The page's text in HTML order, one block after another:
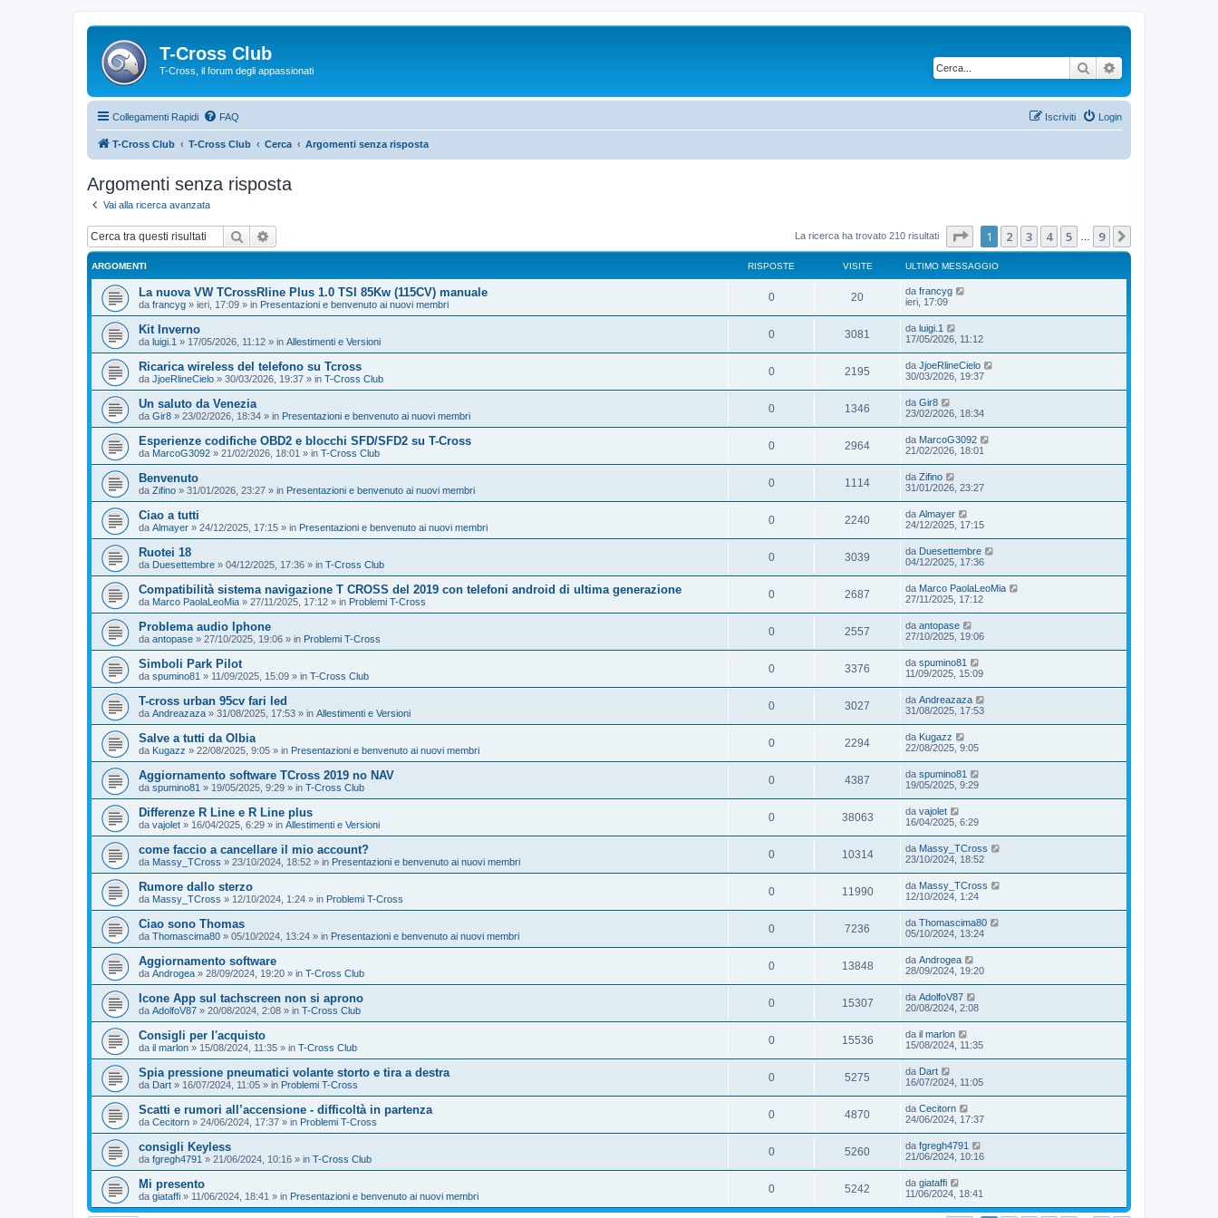
T-Cross Club
T-Cross, il forum degli appassionati Cerca
Collegamenti Rapidi FAQ Login
Iscriviti
T-Cross Club T-Cross Club Cerca Argomenti senza risposta
Argomenti senza risposta
Vai alla ricerca avanzata
Cerca La ricerca ha trovato 210 risultati Pagina di
1 2 3 4 5 9
ARGOMENTI RISPOSTE VISITE ULTIMO MESSAGGIO
La nuova VW TCrossRline Plus 1.0 TSI 85Kw (115CV) manuale
da francyg » ieri, 17:09 » in Presentazioni e benvenuto ai nuovi membri
0 20 da francyg
ieri, 17:09
Kit Inverno
da luigi.1 » 17/05/2026, 11:12 » in Allestimenti e Versioni
0 3081 da luigi.1
17/05/2026, 11:12
Ricarica wireless del telefono su Tcross
da JjoeRlineCielo » 30/03/2026, 19:37 » in T-Cross Club
0 2195 da JjoeRlineCielo
30/03/2026, 19:37
Un saluto da Venezia
da Gir8 » 23/02/2026, 18:34 » in Presentazioni e benvenuto ai nuovi membri
0 1346 da Gir8
23/02/2026, 18:34
Esperienze codifiche OBD2 e blocchi SFD/SFD2 su T-Cross
da MarcoG3092 » 21/02/2026, 18:01 » in T-Cross Club
0 2964 da MarcoG3092
21/02/2026, 18:01
Benvenuto
da Zifino » 31/01/2026, 23:27 » in Presentazioni e benvenuto ai nuovi membri
0 1114 da Zifino
31/01/2026, 23:27
Ciao a tutti
da Almayer » 24/12/2025, 17:15 » in Presentazioni e benvenuto ai nuovi membri
0 2240 da Almayer
24/12/2025, 17:15
Ruotei 18
da Duesettembre » 04/12/2025, 17:36 » in T-Cross Club
0 3039 da Duesettembre
04/12/2025, 17:36
Compatibilità sistema navigazione T CROSS del 2019 con telefoni android di ultima generazione
da Marco PaolaLeoMia » 27/11/2025, 17:12 » in Problemi T-Cross
0 2687 da Marco PaolaLeoMia
27/11/2025, 17:12
Problema audio Iphone
da antopase » 27/10/2025, 19:06 » in Problemi T-Cross
0 2557 da antopase
27/10/2025, 19:06
Simboli Park Pilot
da spumino81 » 11/09/2025, 15:09 » in T-Cross Club
0 3376 da spumino81
11/09/2025, 15:09
T-cross urban 95cv fari led
da Andreazaza » 31/08/2025, 17:53 » in Allestimenti e Versioni
0 3027 da Andreazaza
31/08/2025, 17:53
Salve a tutti da Olbia
da Kugazz » 22/08/2025, 9:05 » in Presentazioni e benvenuto ai nuovi membri
0 2294 da Kugazz
22/08/2025, 9:05
Aggiornamento software TCross 2019 no NAV
da spumino81 » 19/05/2025, 9:29 » in T-Cross Club
0 4387 da spumino81
19/05/2025, 9:29
Differenze R Line e R Line plus
da vajolet » 16/04/2025, 6:29 » in Allestimenti e Versioni
0 38063 da vajolet
16/04/2025, 6:29
come faccio a cancellare il mio account?
da Massy_TCross » 23/10/2024, 18:52 » in Presentazioni e benvenuto ai nuovi membri
0 10314 da Massy_TCross
23/10/2024, 18:52
Rumore dallo sterzo
da Massy_TCross » 12/10/2024, 1:24 » in Problemi T-Cross
0 11990 da Massy_TCross
12/10/2024, 1:24
Ciao sono Thomas
da Thomascima80 » 05/10/2024, 13:24 » in Presentazioni e benvenuto ai nuovi membri
0 7236 da Thomascima80
05/10/2024, 13:24
Aggiornamento software
da Androgea » 28/09/2024, 19:20 » in T-Cross Club
0 13848 da Androgea
28/09/2024, 19:20
Icone App sul tachscreen non si aprono
da AdolfoV87 » 20/08/2024, 2:08 » in T-Cross Club
0 15307 da AdolfoV87
20/08/2024, 2:08
Consigli per l'acquisto
da il marlon » 15/08/2024, 11:35 » in T-Cross Club
0 15536 da il marlon
15/08/2024, 11:35
Spia pressione pneumatici volante storto e tira a destra
da Dart » 16/07/2024, 11:05 » in Problemi T-Cross
0 5275 da Dart
16/07/2024, 11:05
Scatti e rumori all’accensione - difficoltà in partenza
da Cecitorn » 24/06/2024, 17:37 » in Problemi T-Cross
0 4870 da Cecitorn
24/06/2024, 17:37
consigli Keyless
da fgregh4791 » 21/06/2024, 10:16 » in T-Cross Club
0 5260 da fgregh4791
21/06/2024, 10:16
Mi presento
da giataffi » 11/06/2024, 18:41 » in Presentazioni e benvenuto ai nuovi membri
0 5242 da giataffi
11/06/2024, 18:41